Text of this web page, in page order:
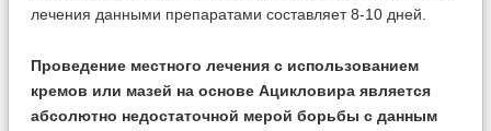
лечения данными препаратами составляет 8-10 дней.
Проведение местного лечения с использованием
кремов или мазей на основе Ацикловира является
абсолютно недостаточной мерой борьбы с данным